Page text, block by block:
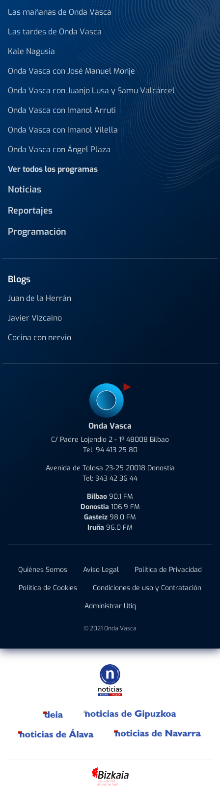
Las mañanas de Onda Vasca
Las tardes de Onda Vasca
Kale Nagusia
Onda Vasca con José Manuel Monje
Onda Vasca con Juanjo Lusa y Samu Valcárcel
Onda Vasca con Imanol Arruti
Onda Vasca con Imanol Vilella
Onda Vasca con Ángel Plaza
Ver todos los programas
Noticias
Reportajes
Programación
Blogs
Juan de la Herrán
Javier Vizcaino
Cocina con nervio
Onda Vasca
C/ Padre Lojendio 2 - 1º 48008 Bilbao
Tel: 94 413 25 80
Avenida de Tolosa 23-25 20018 Donostia
Tel: 943 42 36 44
Bilbao 90.1 FM
Donostia 106.9 FM
Gasteiz 98.0 FM
Iruña 96.0 FM
Quiénes Somos Aviso Legal
Política de Privacidad
Política de Cookies
Condiciones de uso y Contratación
Administrar Utiq
© 2021 Onda Vasca